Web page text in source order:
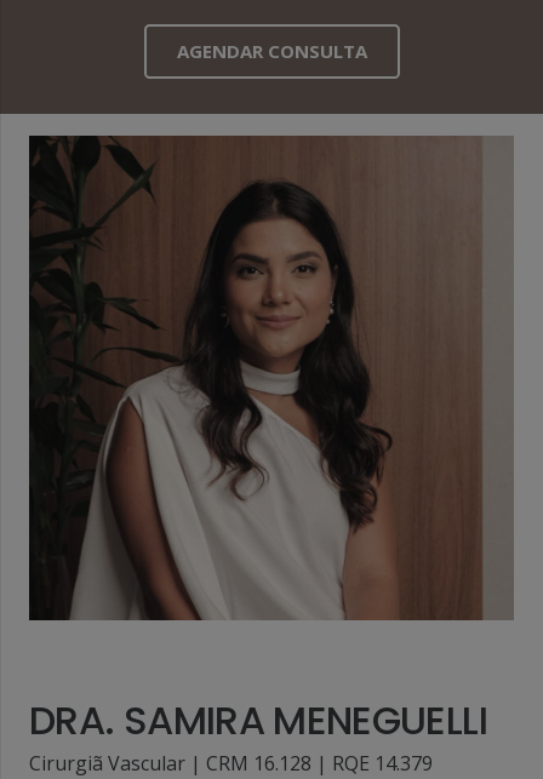
AGENDAR CONSULTA
DRA. SAMIRA MENEGUELLI
Cirurgiã Vascular | CRM 16.128 | RQE 14.379